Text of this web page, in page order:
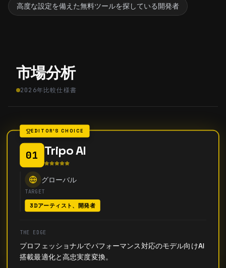
高度な設定を備えた無料ツールを探している開発者
市場分析
2026年比較仕様書
EDITOR'S CHOICE
01 Tripo AI
グローバル
TARGET
3Dアーティスト、開発者
THE EDGE
プロフェッショナルでパフォーマンス対応のモデル向けAI
搭載最適化と高忠実度変換。